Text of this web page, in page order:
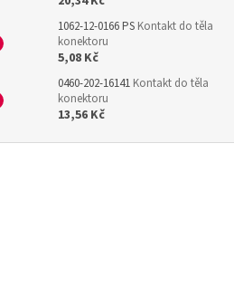
1062-12-0166 PS Kontakt do těla
konektoru
5,08 Kč
0460-202-16141 Kontakt do těla
konektoru
13,56 Kč